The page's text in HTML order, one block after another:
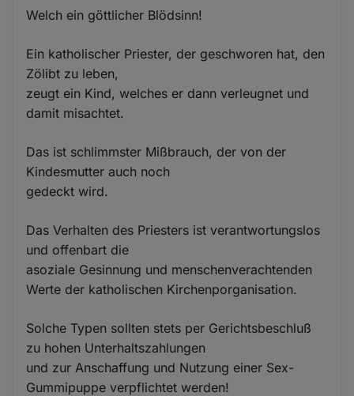
Welch ein göttlicher Blödsinn!
Ein katholischer Priester, der geschworen hat, den
Zölibt zu leben,
zeugt ein Kind, welches er dann verleugnet und
damit misachtet.
Das ist schlimmster Mißbrauch, der von der
Kindesmutter auch noch
gedeckt wird.
Das Verhalten des Priesters ist verantwortungslos
und offenbart die
asoziale Gesinnung und menschenverachtenden
Werte der katholischen Kirchenporganisation.
Solche Typen sollten stets per Gerichtsbeschluß
zu hohen Unterhaltszahlungen
und zur Anschaffung und Nutzung einer Sex-
Gummipuppe verpflichtet werden!